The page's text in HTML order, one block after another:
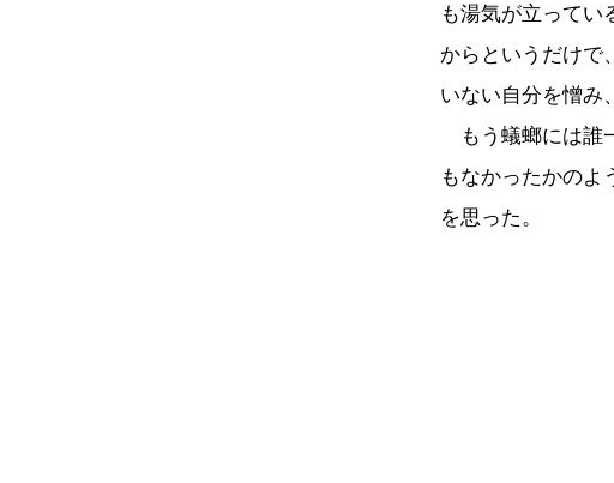
も湯気が立ってい
からというだけで
いない自分を憎み
もう蟻螂には誰
もなかったかのよ
を思った。